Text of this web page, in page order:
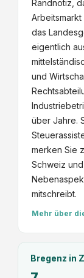
Randnotiz,
das
eigentlich
und
über Jahre.
merken Sie
Schweiz
mitschreibt.
Mehr über
Bregenz in